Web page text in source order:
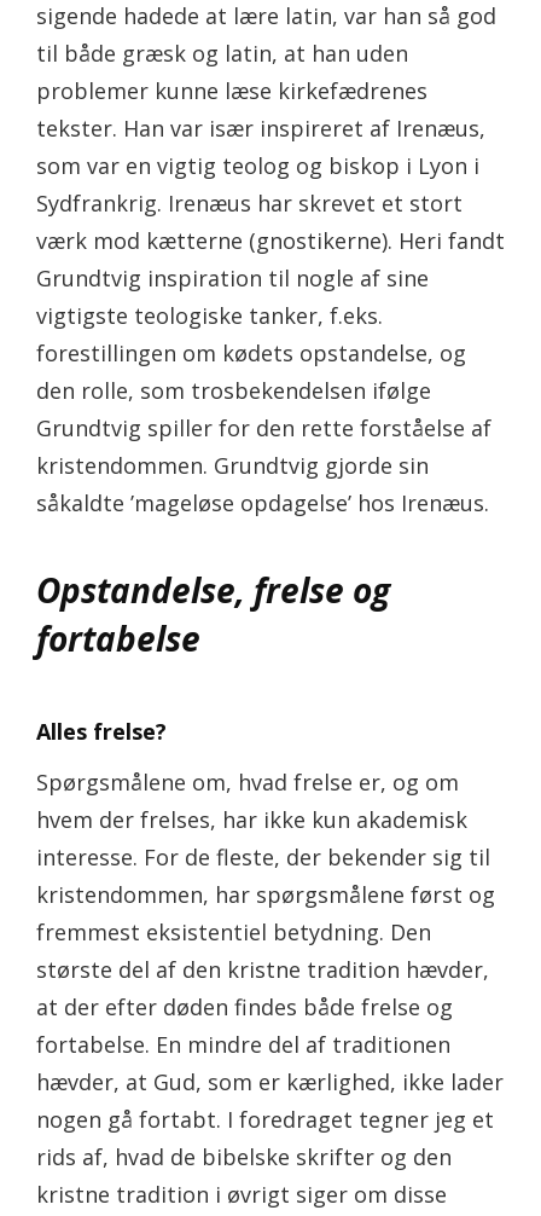
sigende hadede at lære latin, var han så god
til både græsk og latin, at han uden
problemer kunne læse kirkefædrenes
tekster. Han var især inspireret af Irenæus,
som var en vigtig teolog og biskop i Lyon i
Sydfrankrig. Irenæus har skrevet et stort
værk mod kætterne (gnostikerne). Heri fandt
Grundtvig inspiration til nogle af sine
vigtigste teologiske tanker, f.eks.
forestillingen om kødets opstandelse, og
den rolle, som trosbekendelsen ifølge
Grundtvig spiller for den rette forståelse af
kristendommen. Grundtvig gjorde sin
såkaldte ’mageløse opdagelse’ hos Irenæus.
Opstandelse, frelse og
fortabelse
Alles frelse?
Spørgsmålene om, hvad frelse er, og om
hvem der frelses, har ikke kun akademisk
interesse. For de fleste, der bekender sig til
kristendommen, har spørgsmålene først og
fremmest eksistentiel betydning. Den
største del af den kristne tradition hævder,
at der efter døden findes både frelse og
fortabelse. En mindre del af traditionen
hævder, at Gud, som er kærlighed, ikke lader
nogen gå fortabt. I foredraget tegner jeg et
rids af, hvad de bibelske skrifter og den
kristne tradition i øvrigt siger om disse